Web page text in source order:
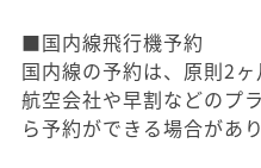
■国内線飛行機予約
国内線の予約は、原則2
航空会社や早割などのプ
ら予約ができる場合があり